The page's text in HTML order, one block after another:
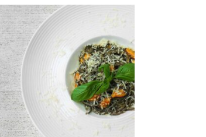
AGGIUNGI AL CARRELLO